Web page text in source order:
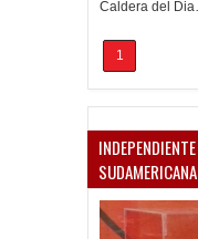
Caldera del
1